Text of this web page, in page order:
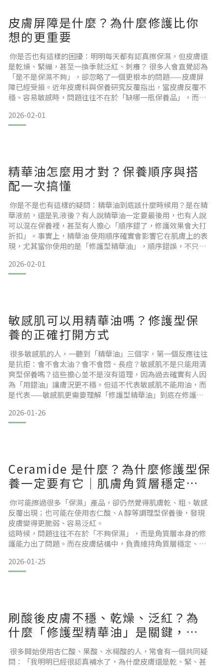
皮膚屏障是什麼？為什麼修護比你
想的更重要
你是否也有這樣的困擾：明明每天都有認真擦保濕，但皮膚還
是乾燥、緊繃，甚至一換季就泛紅、刺癢？ 很多人會直覺認為
「是不是保濕不夠」，卻忽略了一個更根本的問題——皮膚屏
障已經受損。近年皮膚科與保養研究反覆指出，當皮膚反覆不
穩、容易敏感時，問題往往不在於「缺哪一瓶保養品」，而是
護」會被視為近年保養趨勢中最核心的一環。本文目錄皮膚屏
障是什麼？其實就是你的第一道防線為什麼皮膚容易敏感？問
2026-02-01
精華油怎麼用才對？保養順序與搭
配一次搞懂
你是不是也有這樣的疑問：精華油到底該什麼時候用？是在精
華液前，還是乳液後？有人說精華油一定要最後用，也有人說
可以混在保養裡，甚至有人擔心「順序錯了，修護效果會大打
折扣」。事實上，精華油 使用順序確實會影響它在肌膚上的表
現，尤其當你使用的是「修護型精華油」，順序錯誤，不只可
明顯。這篇文章會從皮膚結構、保養品質地邏輯與實際使用經
驗出發，帶你一次搞懂：精華油在保養第幾步最合適、精華油
2026-02-01
敏感肌可以用精華油嗎？修護型保
養的正確打開方式
很多敏感肌的人，一聽到「精華油」三個字，第一個反應往往
是抗拒：會不會太油？會不會悶、長痘？敏感肌不是只能用清
爽型保養嗎？這些擔心並不是沒有道理，因為過去確實有人因
為「用錯油」讓膚況更不穩。但這不代表敏感肌不能用油，而
是代表——敏感肌更需要理解「修護型精華油」到底在修護什
乾燥、反覆泛紅、上妝卡粉，或使用杏仁酸、A 醇等調理型保
養後覺得肌膚更脆弱，往往問題不在「不夠保濕」，而是皮膚
2026-01-26
Ceramide 是什麼？為什麼修護型保
養一定要有它｜肌膚角質層穩定關
鍵一次懂
你可能擦過很多「保濕」產品，卻仍然覺得肌膚乾、粗、敏感
反覆出現；也可能在使用杏仁酸、A 醇等調理型保養後，發現
皮膚變得更脆弱、容易泛紅。
這時候，問題往往不在於「不夠保濕」，而是角質層本身的修
護能力出了問題。而在皮膚結構中，負責維持角質層穩定、抵
本篇文章將從皮膚結構出發，說明 Ceramide 是什麼、它在角
質層中的真實角色、神經醯胺功效為何，以及為什麼在修護型
2026-01-25
刷酸後皮膚不穩、乾燥、泛紅？為
什麼「修護型精華油」是關鍵，而
不是一直補水
很多開始使用杏仁酸、果酸、水楊酸的人，常會有一個共同疑
問：「我明明已經很認真補水了，為什麼皮膚還是乾、緊、甚